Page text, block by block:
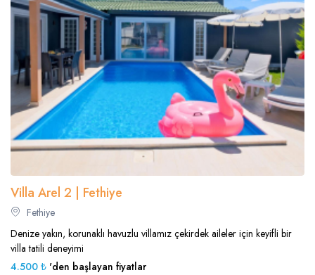
Villa Arel 2 | Fethiye
Fethiye
Denize yakın, korunaklı havuzlu villamız çekirdek aileler için keyifli bir
villa tatili deneyimi
4.500 ₺ 'den başlayan fiyatlar